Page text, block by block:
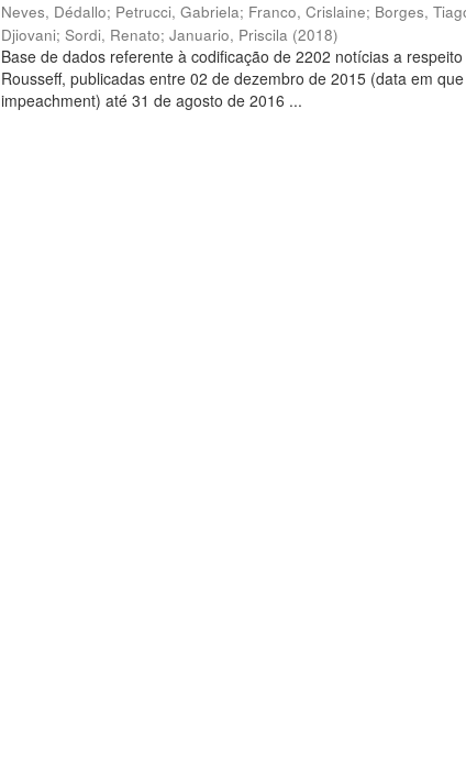
Neves, Dédallo; Petrucci, Gabriela; Franco, Crislaine; Borges,
Djiovani;Sordi, Renato;Januario, Priscila (2018)
Base de dados referente à codificação de 2202 notícias a
Rousseff, publicadas entre 02 de dezembro de 2015 (data em
impeachment) até 31 de agosto de 2016 ...